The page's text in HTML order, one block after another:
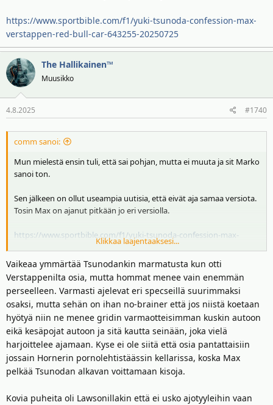
https://www.sportbible.com/f1/yuki-tsunoda-confession-max-
verstappen-red-bull-car-643255-20250725
The Hallikainen™
Muusikko
4.8.2025 #1740
comm sanoi:
Mun mielestä ensin tuli, että sai pohjan, mutta ei muuta ja sit Marko
sanoi ton.
Sen jälkeen on ollut useampia uutisia, että eivät aja samaa versiota.
Tosin Max on ajanut pitkään jo eri versiolla.
https://www.sportbible.com/f1/yuki-tsunoda-confession-max-
verstappen-red-bull-car-643255-20250725
Klikkaa laajentaaksesi...
Vaikeaa ymmärtää Tsunodankin marmatusta kun otti
Verstappenilta osia, mutta hommat menee vain enemmän
perseelleen. Varmasti ajelevat eri specseillä suurimmaksi
osaksi, mutta sehän on ihan no-brainer että jos niistä koetaan
hyötyä niin ne menee gridin varmaotteisimman kuskin autoon
eikä kesäpojat autoon ja sitä kautta seinään, joka vielä
harjoittelee ajamaan. Kyse ei ole siitä että osia pantattaisiin
jossain Hornerin pornolehtistäässin kellarissa, koska Max
pelkää Tsunodan alkavan voittamaan kisoja.
Kovia puheita oli Lawsonillakin että ei usko ajotyyleihin vaan